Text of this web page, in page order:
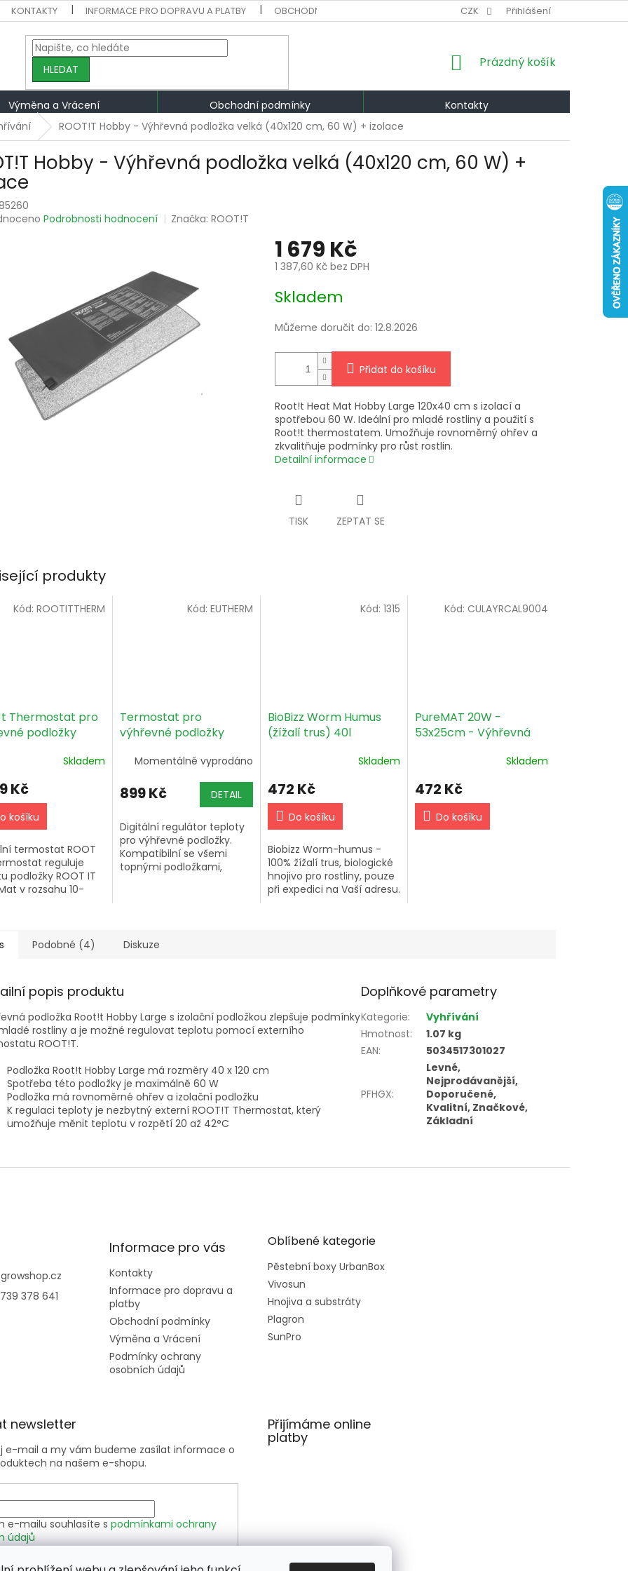
KONTAKTY INFORMACE PRO DOPRAVU A PLATBY OBCHODNÍ PODMÍNKY VÝMĚNA A VRÁCENÍ PODMÍNKY OCHRANY
CZK Přihlášení
HLEDAT
NÁKUPNÍ
Prázdný košík
Výměna a Vrácení Obchodní podmínky
Kontakty
ROOT!T Hobby - Výhřevná podložka velká (40x120 cm, 60 W) + izolace
Hobby - Výhřevná podložka velká (40x120 cm, 60 W) +
Podrobnosti hodnocení Značka:ROOT!T
1 679 Kč
1 387,60 Kč bez DPH
cena:
Skladem
Můžeme doručit do: 12.8.2026
Přidat do košíku
Root!t Heat Mat Hobby Large 120x40 cm s izolací a
spotřebou 60 W. Ideální pro mladé rostliny a použití s
Root!t thermostatem. Umožňuje rovnoměrný ohřev a
zkvalitňuje podmínky pro růst rostlin.
Detailní informace
TISK ZEPTAT SE
produkty
Thermostat pro
podložky
Skladem
Kč
košíku
termostat ROOT
reguluje
podložky ROOT IT
v rozsahu 10-
Kód: ROOTITTHERM
Termostat pro
výhřevné podložky
Momentálně vyprodáno
899 Kč DETAIL
Digitální regulátor teploty
pro výhřevné podložky.
Kompatibilní se všemi
topnými podložkami,
Kód: EUTHERM
BioBizz Worm Humus
(žížalí trus) 40l
Skladem
472 Kč
Do košíku
Biobizz Worm-humus -
100% žížalí trus, biologické
hnojivo pro rostliny, pouze
při expedici na Vaší adresu.
Kód:1315
PureMAT 20W -
53x25cm - Výhřevná
Skladem
472 Kč
Do košíku
Kód: CULAYRCAL9004
Podobné (4) Diskuze
popis produktu
podložka Root!t Hobby Large s izolační podložkou zlepšuje podmínky
rostliny a je možné regulovat teplotu pomocí externího
ROOT!T.
Podložka Root!t Hobby Large má rozměry 40 x 120 cm
Spotřeba této podložky je maximálně 60 W
Podložka má rovnoměrné ohřev a izolační podložku
K regulaci teploty je nezbytný externí ROOT!T Thermostat, který
umožňuje měnit teplotu v rozpětí 20 až 42°C
Doplňkové parametry
Kategorie:
Vyhřívání
Hmotnost:
1.07 kg
EAN: 5034517301027
PFHGX:
Levné,
Nejprodávanější,
Doporučené,
Kvalitní, Značkové,
Základní
growshop.cz
378 641
Informace pro vás
Kontakty
Informace pro dopravu a
platby
Obchodní podmínky
Výměna a Vrácení
Podmínky ochrany
osobních údajů
Oblíbené kategorie
Pěstební boxy UrbanBox
Vivosun
Hnojiva a substráty
Plagron
SunPro
newsletter
e-mail a my vám budeme zasílat informace o
na našem e-shopu.
e-mailu souhlasíte s podmínkami ochrany
údajů
Přijímáme online
platby